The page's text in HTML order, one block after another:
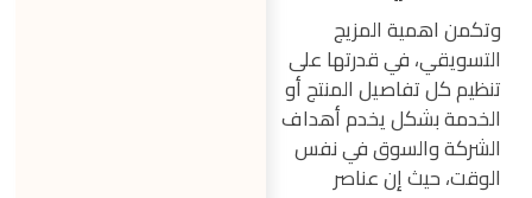
وتكمن اهمية المزيج
التسويقي، في قدرتها على
تنظيم كل تفاصيل المنتج أو
الخدمة بشكل يخدم أهداف
الشركة والسوق في نفس
الوقت، حيث إن عناصر